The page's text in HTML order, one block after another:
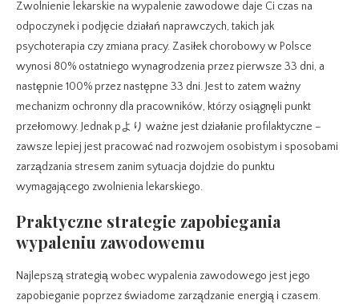
Zwolnienie lekarskie na wypalenie zawodowe daje Ci czas na
odpoczynek i podjęcie działań naprawczych, takich jak
psychoterapia czy zmiana pracy. Zasiłek chorobowy w Polsce
wynosi 80% ostatniego wynagrodzenia przez pierwsze 33 dni, a
następnie 100% przez następne 33 dni. Jest to zatem ważny
mechanizm ochronny dla pracowników, którzy osiągnęli punkt
przełomowy. Jednak pより ważne jest działanie profilaktyczne –
zawsze lepiej jest pracować nad rozwojem osobistym i sposobami
zarządzania stresem zanim sytuacja dojdzie do punktu
wymagającego zwolnienia lekarskiego.
Praktyczne strategie zapobiegania
wypaleniu zawodowemu
Najlepszą strategią wobec wypalenia zawodowego jest jego
zapobieganie poprzez świadome zarządzanie energią i czasem.